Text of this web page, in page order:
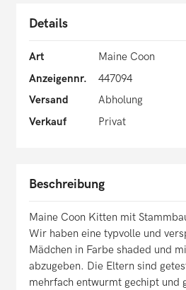
Details
Art
Maine Coon
Anzeigennr.
447094
Versand
Abholung
Verkauf
Privat
Beschreibung
Maine Coon Kitten mit
Wir haben eine typvolle und
Mädchen in Farbe shaded und
abzugeben. Die Eltern sind
mehrfach entwurmt gechipt und